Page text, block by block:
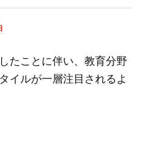
たことに伴い、教育分野
イルが一層注目されるよ